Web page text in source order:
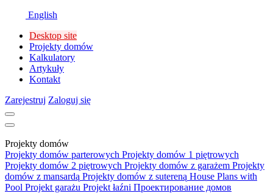
English
Desktop site
Projekty domów
Kalkulatory
Artykuły
Kontakt
Zarejestruj Zaloguj się
Projekty domów
Projekty domów parterowych Projekty domów 1 piętrowych
Projekty domów 2 piętrowych Projekty domów z garażem Projekty
domów z mansardą Projekty domów z sutereną House Plans with
Pool Projekt garażu Projekt łaźni Проектирование домов